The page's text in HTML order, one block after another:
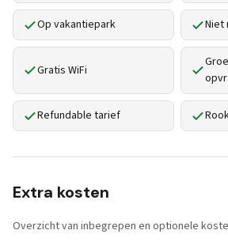
Op vakantiepark Niet
Gratis WiFi
Refundable tarief
Extra kosten
Overzicht van inbegrepen en optionele